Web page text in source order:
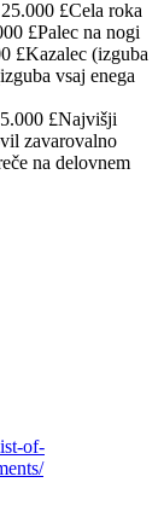
£Cela roka
£Palec na nogi
£Kazalec (izguba
vsaj enega
£Najvišji
zavarovalno
na delovnem
of-